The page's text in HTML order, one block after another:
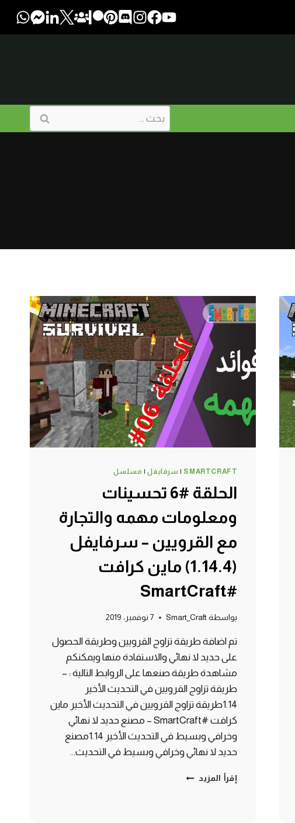
البحث
عن:
SMARTCRAFT
| سرفايفل| مسلسل
الحلقة #6 تحسينات
ومعلومات مهمه والتجارة
مع القرويين – سرفايفل
(1.14.4) ماين كرافت
#SmartCraft
بواسطة Smart_Craft 7 نوفمبر، 2019
تم اضافة طريقة تزاوج القرويين وطريقة الحصول
على حديد لا نهائي والاستفادة منها ويمكنكم
مشاهدة طريقة صنعها على الروابط التالية : –
طريقة تزاوج القرويين في التحديث الأخير
1.14طريقة تزاوج القرويين في التحديث الأخير ماين
كرافت #SmartCraft – مصنع حديد لا نهائي
وخرافي وبسيط في التحديث الأخير 1.14مصنع
حديد لا نهائي وخرافي وبسيط في التحديث…
إقرأ المزيد الحلقة